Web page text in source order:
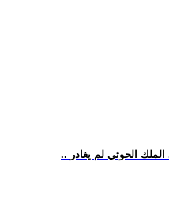
الحوثي لم يغادر